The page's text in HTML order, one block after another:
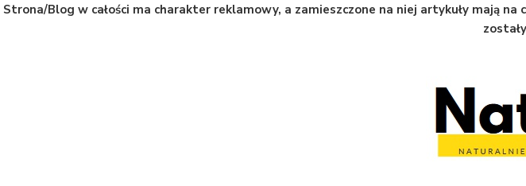
Strona/Blog w całości ma charakter reklamowy, a zamieszczone na niej artykuły mają